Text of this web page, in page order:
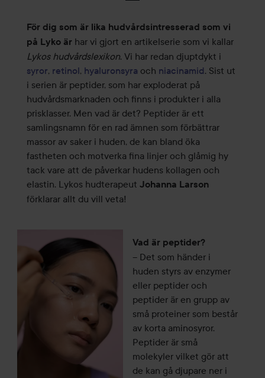
För dig som är lika hudvårdsintresserad som vi
på Lyko ärhar vi gjort en artikelserie som vi kallar
Lykos hudvårdslexikon. Vi har redan djuptdykt i
syror, retinol, hyaluronsyra och niacinamid. Sist ut
i serien är peptider, som har exploderat på
hudvårdsmarknaden och finns i produkter i alla
prisklasser. Men vad är det? Peptider är ett
samlingsnamn för en rad ämnen som förbättrar
massor av saker i huden, de kan bland öka
fastheten och motverka fina linjer och glåmig hy
tack vare att de påverkar hudens kollagen och
elastin. Lykos hudterapeut Johanna Larson
förklarar allt du vill veta!
Vad är peptider?
– Det som händer i
huden styrs av enzymer
eller peptider och
peptider är en grupp av
små proteiner som består
av korta aminosyror.
Peptider är små
molekyler vilket gör att
de kan gå djupare ner i